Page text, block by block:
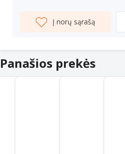
Į norų sąrašą
Panašios prekės